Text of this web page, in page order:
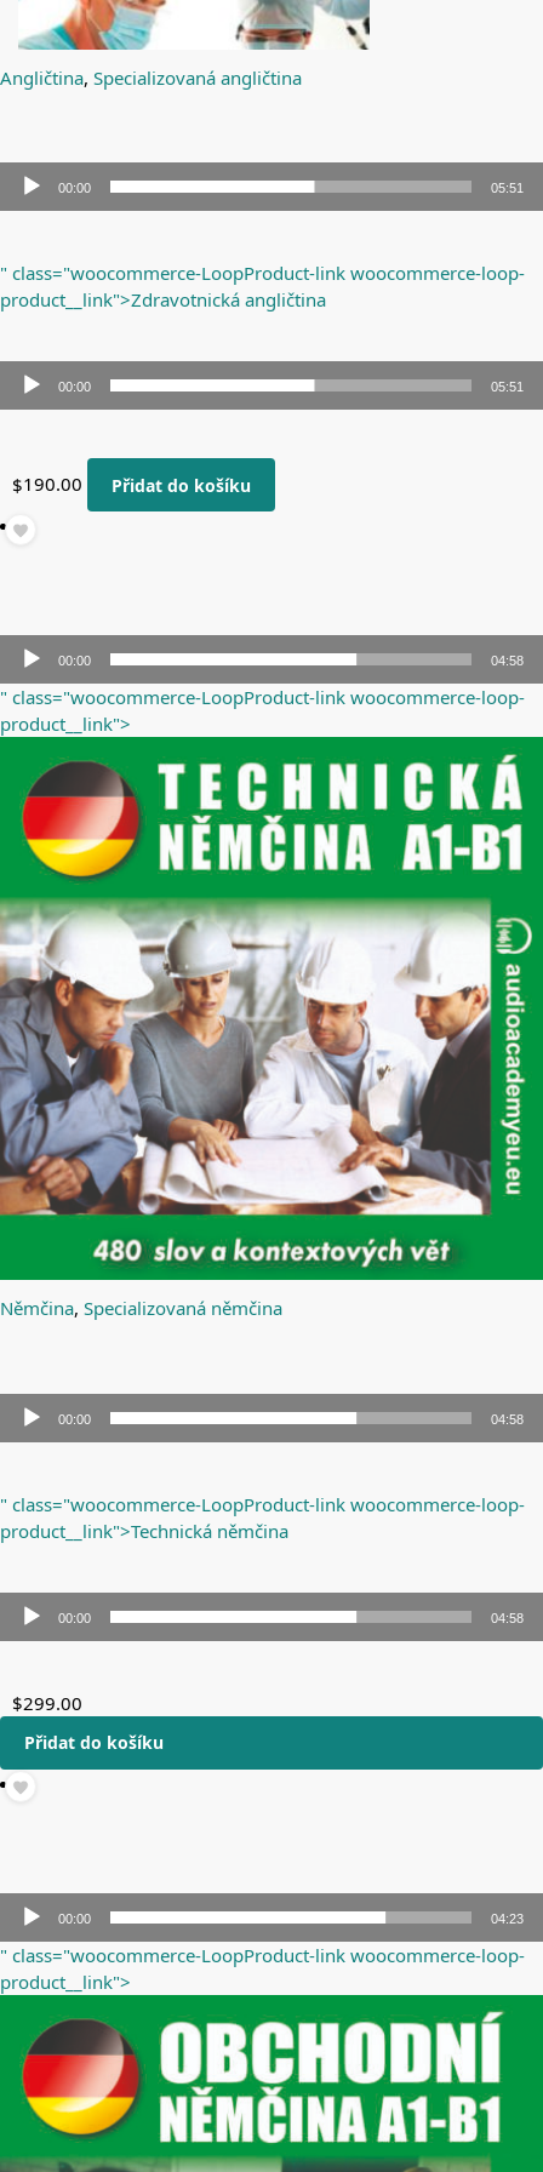
Angličtina, Specializovaná angličtina
00:00 05:51
" class="woocommerce-LoopProduct-link woocommerce-loop-
product__link">Zdravotnická angličtina
00:00 05:51
$190.00 Přidat do košíku
Audio
přehrávač
00:00 04:58
" class="woocommerce-LoopProduct-link woocommerce-loop-
product__link">
Němčina, Specializovaná němčina
00:00 04:58
" class="woocommerce-LoopProduct-link woocommerce-loop-
product__link">Technická němčina
00:00 04:58
$299.00
Přidat do košíku
Audio
přehrávač
00:00 04:23
" class="woocommerce-LoopProduct-link woocommerce-loop-
product__link">